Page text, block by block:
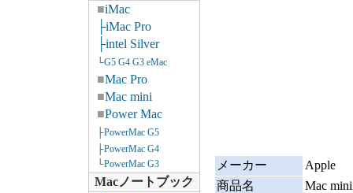
■iMac
├iMac Pro
├intel Silver
└G5 G4 G3 eMac
■Mac Pro
■Mac mini
■Power Mac
├PowerMac G5
├PowerMac G4
└PowerMac G3
Macノートブック
メーカー
Apple
商品名
Mac